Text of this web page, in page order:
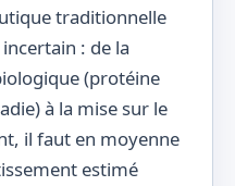
traditionnelle
: de la
(protéine
à la mise sur le
il faut en moyenne
estimé